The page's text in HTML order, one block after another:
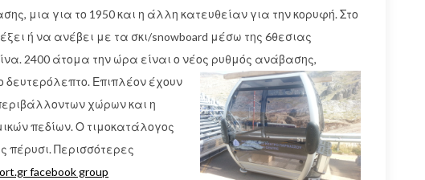
μια για το 1950 και η άλλη κατευθείαν για την κορυφή. Στο
ή να ανέβει με τα σκι/snowboard μέσω της 6θεσιας
2400 άτομα την ώρα είναι ο νέος ρυθμός ανάβασης,
δευτερόλεπτο. Επιπλέον έχουν
χώρων και η
πεδίων. Ο τιμοκατάλογος
πέρυσι. Περισσότερες
facebook group